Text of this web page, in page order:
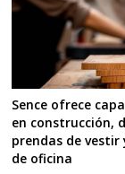
Sence ofrece
en construcción,
prendas de vestir
de oficina